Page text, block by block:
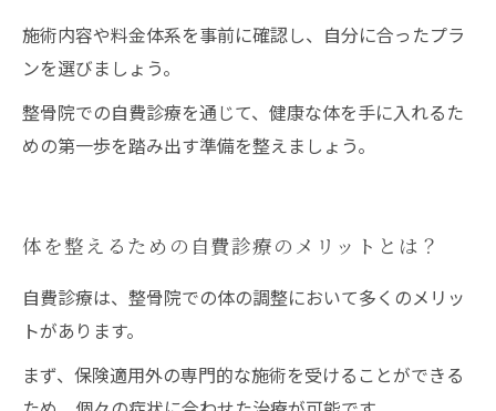
施術内容や料金体系を事前に確認し、自分に合ったプラ
ンを選びましょう。
整骨院での自費診療を通じて、健康な体を手に入れるた
めの第一歩を踏み出す準備を整えましょう。
体を整えるための自費診療のメリットとは？
自費診療は、整骨院での体の調整において多くのメリッ
トがあります。
まず、保険適用外の専門的な施術を受けることができる